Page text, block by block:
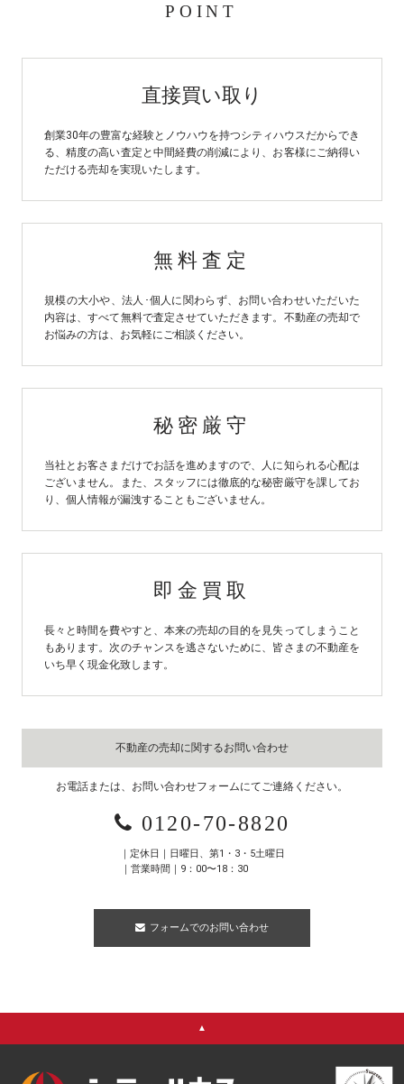
POINT
直接買い取り
創業30年の豊富な経験とノウハウを持つシティハウスだからでき
る、精度の高い査定と中間経費の削減により、お客様にご納得い
ただける売却を実現いたします。
無料査定
規模の大小や、法人･個人に関わらず、お問い合わせいただいた
内容は、すべて無料で査定させていただきます。不動産の売却で
お悩みの方は、お気軽にご相談ください。
秘密厳守
当社とお客さまだけでお話を進めますので、人に知られる心配は
ございません。また、スタッフには徹底的な秘密厳守を課してお
り、個人情報が漏洩することもございません。
即金買取
長々と時間を費やすと、本来の売却の目的を見失ってしまうこと
もあります。次のチャンスを逃さないために、皆さまの不動産を
いち早く現金化致します。
不動産の売却に関するお問い合わせ
お電話または、お問い合わせフォームにてご連絡ください。
0120-70-8820
｜定休日｜日曜日、第1・3・5土曜日
｜営業時間｜9：00〜18：30
フォームでのお問い合わせ
▲